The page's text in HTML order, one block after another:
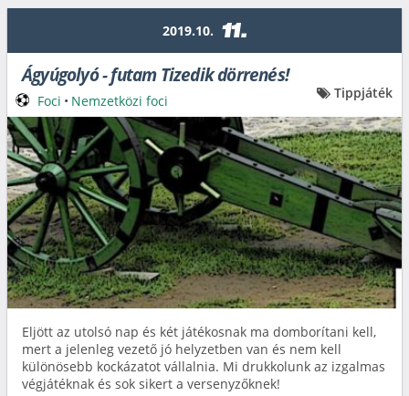
2019.10. 11.
Ágyúgolyó - futam Tizedik dörrenés!
Eljött az utolsó nap és két játékosnak ma domborítani kell,
mert a jelenleg vezető jó helyzetben van és nem kell
különösebb kockázatot vállalnia. Mi drukkolunk az izgalmas
végjátéknak és sok sikert a versenyzőknek!
Foci • Nemzetközi foci Tippjáték